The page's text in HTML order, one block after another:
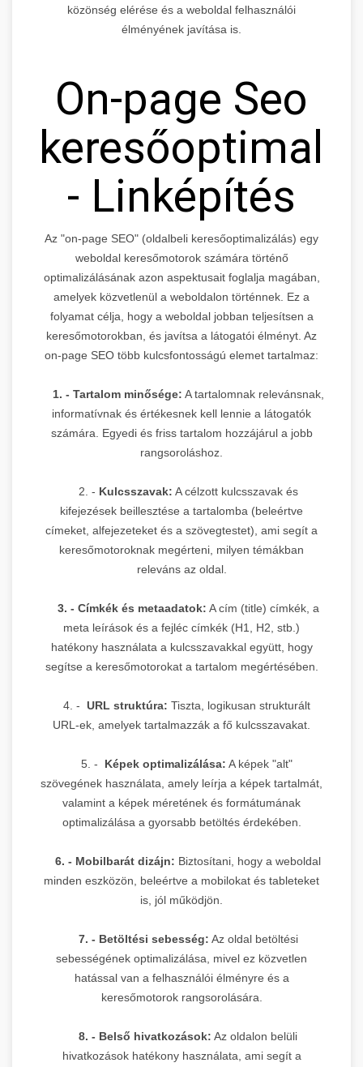
közönség elérése és a weboldal felhasználói
élményének javítása is.
On-page Seo
- Linképítés
Az "on-page SEO" (oldalbeli keresőoptimalizálás) egy
weboldal keresőmotorok számára történő
optimalizálásának azon aspektusait foglalja magában,
amelyek közvetlenül a weboldalon történnek. Ez a
folyamat célja, hogy a weboldal jobban teljesítsen a
keresőmotorokban, és javítsa a látogatói élményt. Az
on-page SEO több kulcsfontosságú elemet tartalmaz:
1. - Tartalom minősége: A tartalomnak relevánsnak,
informatívnak és értékesnek kell lennie a látogatók
számára. Egyedi és friss tartalom hozzájárul a jobb
rangsoroláshoz.
2. - Kulcsszavak: A célzott kulcsszavak és
kifejezések beillesztése a tartalomba (beleértve
címeket, alfejezeteket és a szövegtestet), ami segít a
keresőmotoroknak megérteni, milyen témákban
releváns az oldal.
3. - Címkék és metaadatok: A cím (title) címkék, a
meta leírások és a fejléc címkék (H1, H2, stb.)
hatékony használata a kulcsszavakkal együtt, hogy
segítse a keresőmotorokat a tartalom megértésében.
4. - URL struktúra: Tiszta, logikusan strukturált
URL-ek, amelyek tartalmazzák a fő kulcsszavakat.
5. - Képek optimalizálása: A képek "alt"
szövegének használata, amely leírja a képek tartalmát,
valamint a képek méretének és formátumának
optimalizálása a gyorsabb betöltés érdekében.
6. - Mobilbarát dizájn: Biztosítani, hogy a weboldal
minden eszközön, beleértve a mobilokat és tableteket
is, jól működjön.
7. - Betöltési sebesség: Az oldal betöltési
sebességének optimalizálása, mivel ez közvetlen
hatással van a felhasználói élményre és a
keresőmotorok rangsorolására.
8. - Belső hivatkozások: Az oldalon belüli
hivatkozások hatékony használata, ami segít a